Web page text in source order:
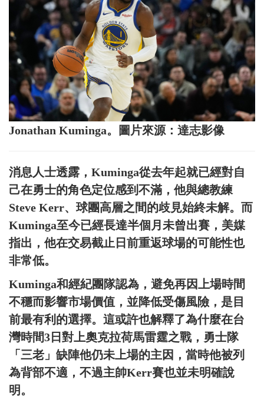
Jonathan Kuminga。圖片來源：達志影像
消息人士透露，Kuminga從去年起就已經對自
己在勇士的角色定位感到不滿，他與總教練
Steve Kerr、球團高層之間的歧見始終未解。而
Kuminga至今已經長達半個月未曾出賽，美媒
指出，他在交易截止日前重返球場的可能性也
非常低。
Kuminga和經紀團隊認為，避免再因上場時間
不穩而影響市場價值，並降低受傷風險，是目
前最有利的選擇。這或許也解釋了為什麼在台
灣時間3日對上奧克拉荷馬雷霆之戰，勇士隊
「三老」缺陣他仍未上場的主因，當時他被列
為背部不適，不過主帥Kerr賽也並未明確說
明。